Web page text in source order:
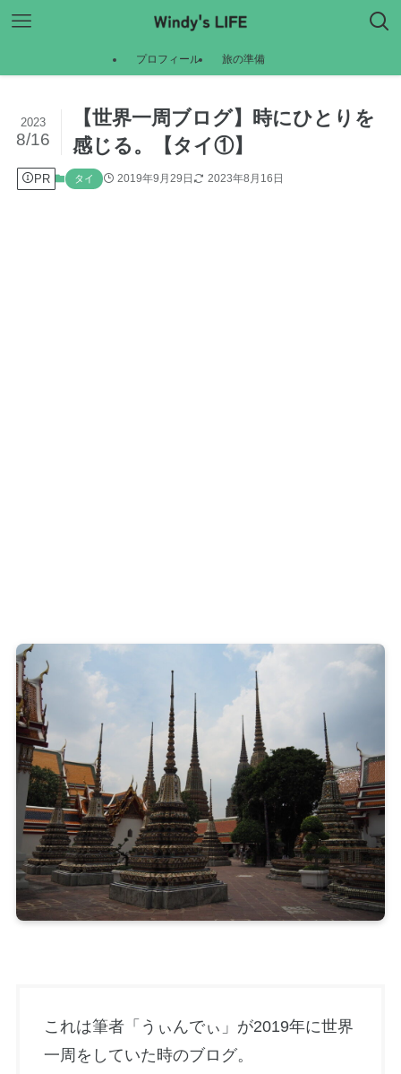
プロフィール 旅の準備
【世界一周ブログ】時にひとりを
感じる。【タイ①】
2023
8/16
PR タイ 2019年9月29日 2023年8月16日
これは筆者「うぃんでぃ」が2019年に世界
一周をしていた時のブログ。